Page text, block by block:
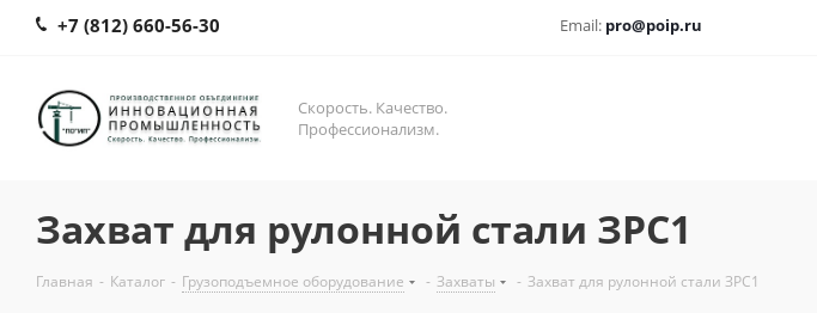
+7 (812) 660-56-30 Email: pro@poip.ru
Скорость. Качество.
Профессионализм.
Захват для рулонной стали ЗРС1
Главная - Каталог - Грузоподъемное оборудование - Захваты - Захват для рулонной стали ЗРС1